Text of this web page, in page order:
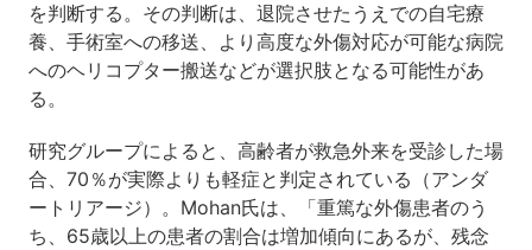
を判断する。その判断は、退院させたうえでの自宅療
養、手術室への移送、より高度な外傷対応が可能な病院
へのヘリコプター搬送などが選択肢となる可能性があ
る。
研究グループによると、高齢者が救急外来を受診した場
合、70％が実際よりも軽症と判定されている（アンダ
ートリアージ）。Mohan氏は、「重篤な外傷患者のう
ち、65歳以上の患者の割合は増加傾向にあるが、残念